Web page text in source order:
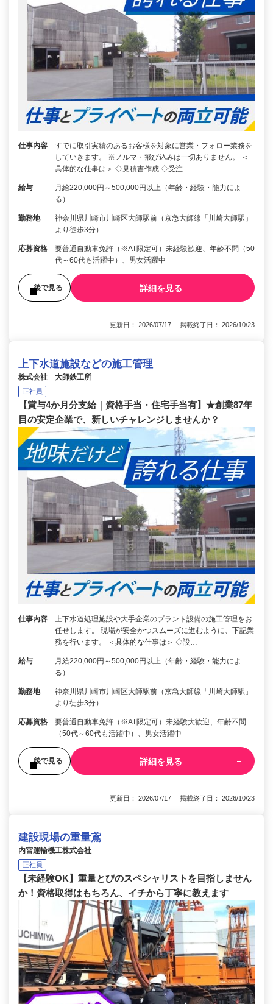
仕事内容
すでに取引実績のあるお客様を対象に営業・フォロー業務を
していきます。 ※ノルマ・飛び込みは一切ありません。 ＜
具体的な仕事は＞ ◇見積書作成 ◇受注…
給与
月給220,000円～500,000円以上（年齢・経験・能力によ
る）
勤務地
神奈川県川崎市川崎区大師駅前（京急大師線「川崎大師駅」
より徒歩3分）
応募資格
要普通自動車免許（※AT限定可）未経験歓迎、年齢不問（50
代～60代も活躍中）、男女活躍中
後で見る 詳細を見る
更新日： 2026/07/17 掲載終了日： 2026/10/23
上下水道施設などの施工管理
株式会社 大師鉄工所
正社員
【賞与4か月分支給｜資格手当・住宅手当有】★創業87年
目の安定企業で、新しいチャレンジしませんか？
仕事内容
上下水道処理施設や大手企業のプラント設備の施工管理をお
任せします。 現場が安全かつスムーズに進むように、下記業
務を行います。 ＜具体的な仕事は＞ ◇設…
給与
月給220,000円～500,000円以上（年齢・経験・能力によ
る）
勤務地
神奈川県川崎市川崎区大師駅前（京急大師線「川崎大師駅」
より徒歩3分）
応募資格
要普通自動車免許（※AT限定可）未経験大歓迎、年齢不問
（50代～60代も活躍中）、男女活躍中
後で見る 詳細を見る
更新日： 2026/07/17 掲載終了日： 2026/10/23
建設現場の重量鳶
内宮運輸機工株式会社
正社員
【未経験OK】重量とびのスペシャリストを目指しません
か！資格取得はもちろん、イチから丁寧に教えます